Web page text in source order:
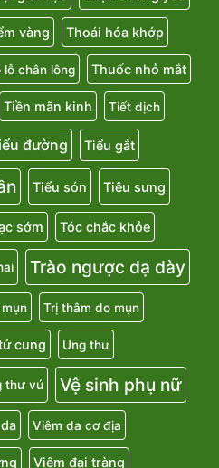
vàng Thoái hóa khớp
lỗ chân lông Thuốc nhỏ mắt
Tiền mãn kinh Tiết dịch
đường Tiểu gắt
Tiểu són Tiêu sưng
sớm Tóc chắc khỏe
Trào ngược dạ dày
Trị thâm do mụn
cung Ung thư
thư vú Vệ sinh phụ nữ
Viêm da cơ địa
Viêm đại tràng